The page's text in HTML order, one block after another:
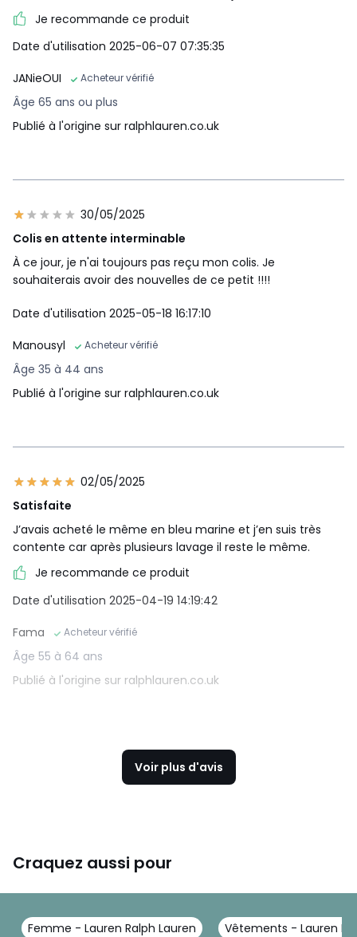
Je recommande ce produit
Date d'utilisation 2025-06-07 07:35:35
JANieOUI
Acheteur vérifié
Âge 65 ans ou plus
Publié à l'origine sur ralphlauren.co.uk
30/05/2025
Colis en attente interminable
À ce jour, je n'ai toujours pas reçu mon colis. Je
souhaiterais avoir des nouvelles de ce petit !!!!
Date d'utilisation 2025-05-18 16:17:10
Manousyl
Acheteur vérifié
Âge 35 à 44 ans
Publié à l'origine sur ralphlauren.co.uk
02/05/2025
Satisfaite
J’avais acheté le même en bleu marine et j’en suis très
contente car après plusieurs lavage il reste le même.
Je recommande ce produit
Date d'utilisation 2025-04-19 14:19:42
Fama
Acheteur vérifié
Âge 55 à 64 ans
Publié à l'origine sur ralphlauren.co.uk
Voir plus d'avis
Craquez aussi pour
Femme - Lauren Ralph Lauren Vêtements - Lauren